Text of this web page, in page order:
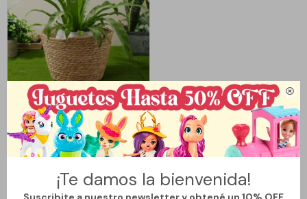

¡Te damos la bienvenida!
LlegaHOY
Llega en
2 hs
PORTAMACETA DE RATÁN
441 $ 490
10